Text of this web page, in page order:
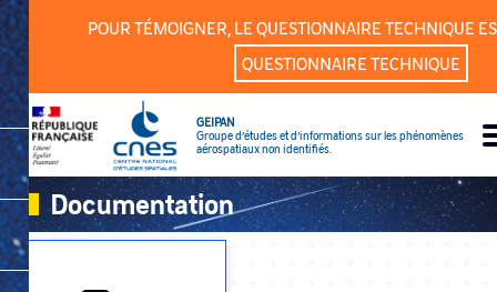
Cookies management panel
POUR TÉMOIGNER, LE QUESTIONNAIRE TECHNIQUE
QUESTIONNAIRE TECHNIQUE
GEIPAN
Groupe d’études et d’informations sur les phénomènes
aérospatiaux non identifiés.
Documentation